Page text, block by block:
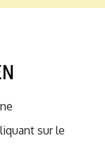
sur le